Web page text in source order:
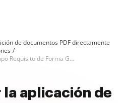
de documentos PDF directamente
Estandarizar la Solicitud de Campo Requisito de Forma Gratuita
la aplicación de